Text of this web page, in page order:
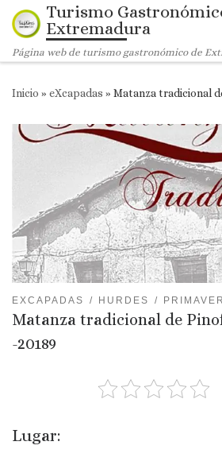
Saltar al contenido
Turismo
Extremadura
Página web de turismo gastronómico de
Inicio » eXcapadas » Matanza tradicional
EXCAPADAS HURDES
Matanza tradicional de
-20189
Lugar: